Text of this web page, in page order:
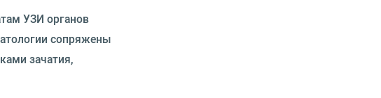
УЗИ органов
сопряжены
зачатия,